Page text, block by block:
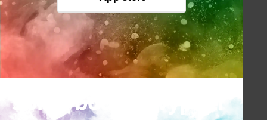
Sbírat body se vyplatí